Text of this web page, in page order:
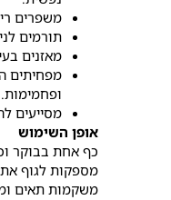
משפרים
תורמים
מאזנים
מפחיתים
ופחמימות.
מסייעים
אופן השימוש
מספקות לגוף את
משקמות תאים